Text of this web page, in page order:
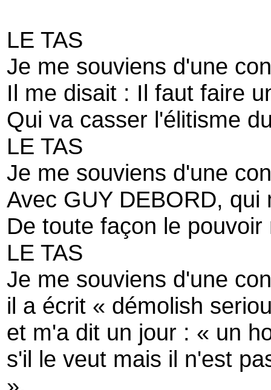
LE TAS
Je me souviens d'une
Il me disait : Il faut faire
Qui va casser l'élitisme
LE TAS
Je me souviens d'une
Avec GUY DEBORD, qui
De toute façon le
LE TAS
Je me souviens d'une
il a écrit « démolish
et m'a dit un jour : « un
s'il le veut mais il n'est